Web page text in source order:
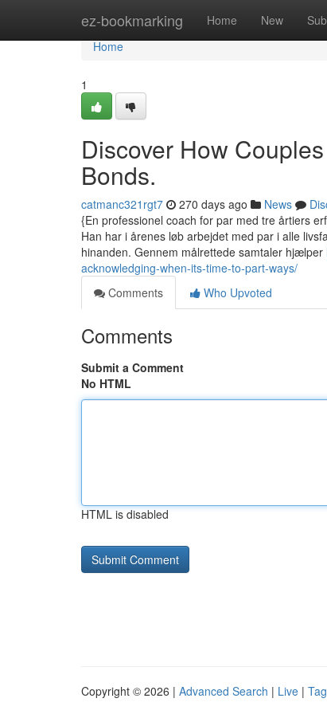
ez-bookmarking Home New
Home
Home
1
Discover How
Bonds.
catmanc321rgt7 270 days ago News
{En professionel coach for par med tre årtiers
Han har i årenes løb arbejdet med par i alle
hinanden. Gennem målrettede samtaler hjælper
acknowledging-when-its-time-to-part-ways/
Comments
Who Upvoted
Comments
Submit a Comment
No HTML
HTML is disabled
Copyright © 2026 | Advanced Search | Live |